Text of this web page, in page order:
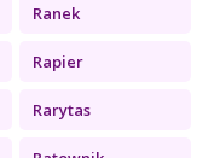
Ranek
Rapier
Rarytas